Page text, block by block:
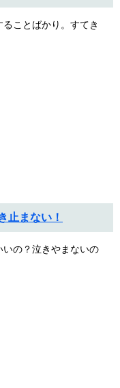
ことばかり。すてき
止まない！
の？泣きやまないの